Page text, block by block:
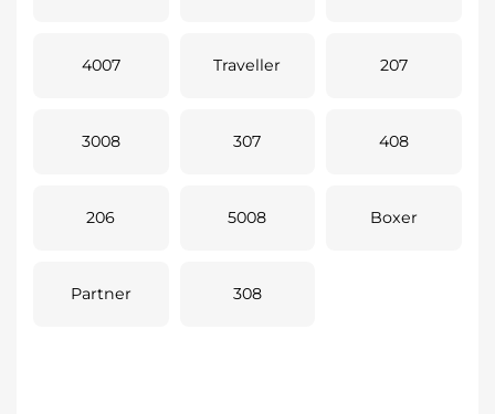
4007 Traveller 207
3008 307 408
206 5008 Boxer
Partner 308